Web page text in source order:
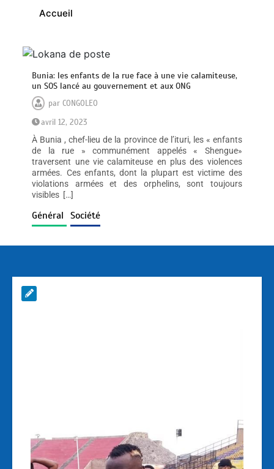
Accueil
Bunia: les enfants de la rue face à une vie calamiteuse,
un SOS lancé au gouvernement et aux ONG
parCONGOLEO
avril 12, 2023
À Bunia , chef-lieu de la province de l’ituri, les « enfants
de la rue » communément appelés « Shengue»
traversent une vie calamiteuse en plus des violences
armées. Ces enfants, dont la plupart est victime des
violations armées et des orphelins, sont toujours
visibles […]
Général Société